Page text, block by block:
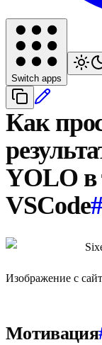
Switch apps
Как
YOLO в
VSCode#
Изображение с
Мотивация